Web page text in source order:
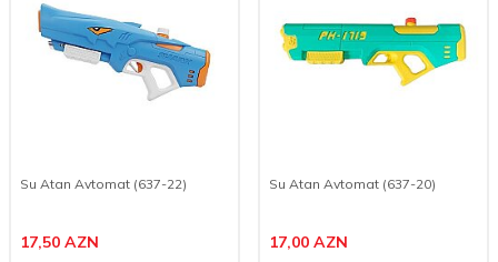
Su Atan Avtomat (637-22)
17,50 AZN
Su Atan Avtomat (637-20)
17,00 AZN